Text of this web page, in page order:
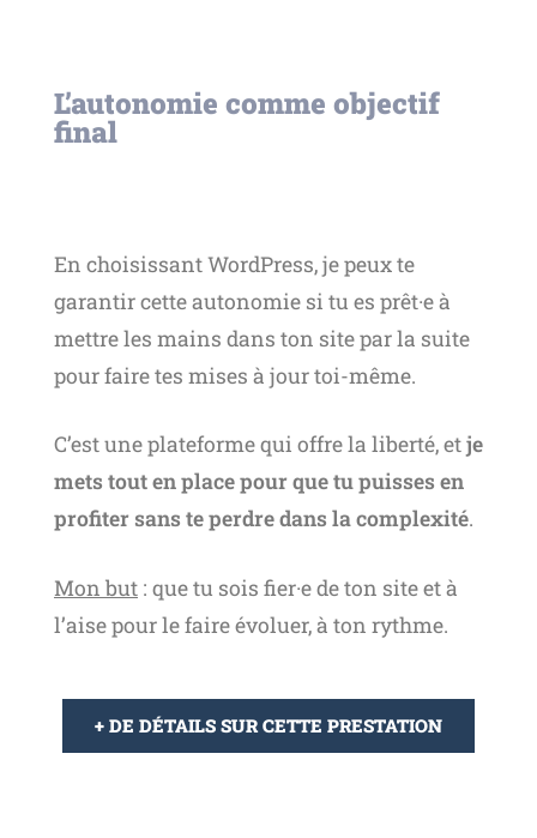
L’autonomie comme objectif
final
En choisissant WordPress, je peux te
garantir cette autonomie si tu es prêt·e à
mettre les mains dans ton site par la suite
pour faire tes mises à jour toi-même.
C’est une plateforme qui offre la liberté, etje
mets tout en place pour que tu puisses en
profiter sans te perdre dans la complexité.
Mon but : que tu sois fier·e de ton site et à
l’aise pour le faire évoluer, à ton rythme.
+ DE DÉTAILS SUR CETTE PRESTATION